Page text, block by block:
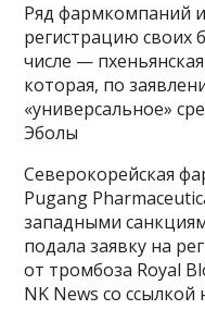
Ряд фармкомпаний
регистрацию своих
числе —
которая, по
«универсальное»
Эболы
Северокорейская
Pugang
западными
подала заявку на
от тромбоза Royal
NK News со